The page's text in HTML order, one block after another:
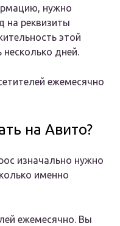
нужно
на реквизиты
этой
дней.
ежемесячно
на Авито?
изначально нужно
именно
ежемесячно. Вы